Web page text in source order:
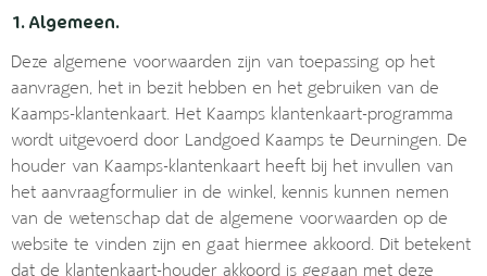
1. Algemeen.
Deze algemene voorwaarden zijn van toepassing op het
aanvragen, het in bezit hebben en het gebruiken van de
Kaamps-klantenkaart. Het Kaamps klantenkaart-programma
wordt uitgevoerd door Landgoed Kaamps te Deurningen. De
houder van Kaamps-klantenkaart heeft bij het invullen van
het aanvraagformulier in de winkel, kennis kunnen nemen
van de wetenschap dat de algemene voorwaarden op de
website te vinden zijn en gaat hiermee akkoord. Dit betekent
dat de klantenkaart-houder akkoord is gegaan met deze